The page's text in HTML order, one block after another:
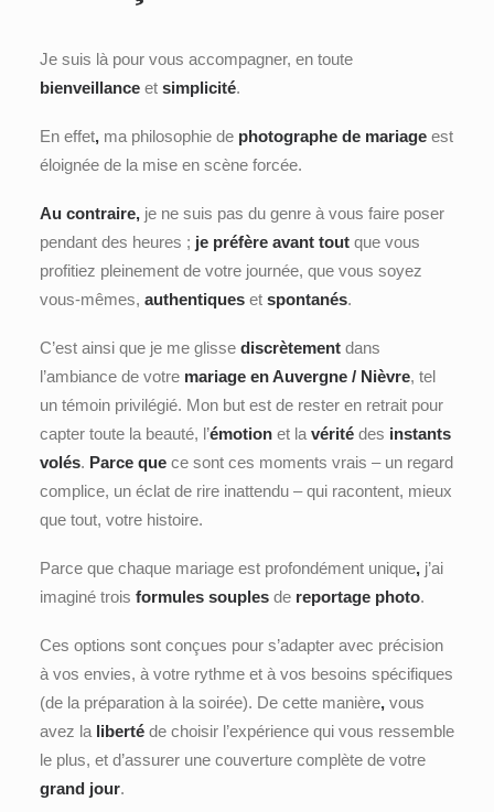
Je suis là pour vous accompagner, en toute
bienveillance et simplicité.
En effet, ma philosophie de photographe de mariage est
éloignée de la mise en scène forcée.
Au contraire, je ne suis pas du genre à vous faire poser
pendant des heures ; je préfère avant tout que vous
profitiez pleinement de votre journée, que vous soyez
vous-mêmes, authentiques et spontanés.
C’est ainsi que je me glisse discrètement dans
l’ambiance de votre mariage en Auvergne / Nièvre, tel
un témoin privilégié. Mon but est de rester en retrait pour
capter toute la beauté, l’émotion et la vérité des instants
volés. Parce que ce sont ces moments vrais – un regard
complice, un éclat de rire inattendu – qui racontent, mieux
que tout, votre histoire.
Parce que chaque mariage est profondément unique, j’ai
imaginé trois formules souples de reportage photo.
Ces options sont conçues pour s’adapter avec précision
à vos envies, à votre rythme et à vos besoins spécifiques
(de la préparation à la soirée). De cette manière, vous
avez la liberté de choisir l’expérience qui vous ressemble
le plus, et d’assurer une couverture complète de votre
grand jour.